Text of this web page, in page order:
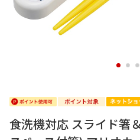
1 2 3
食洗機対応 スライド箸